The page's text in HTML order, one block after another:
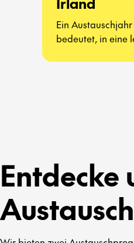
Ein
bedeutet, in eine
Entdecke